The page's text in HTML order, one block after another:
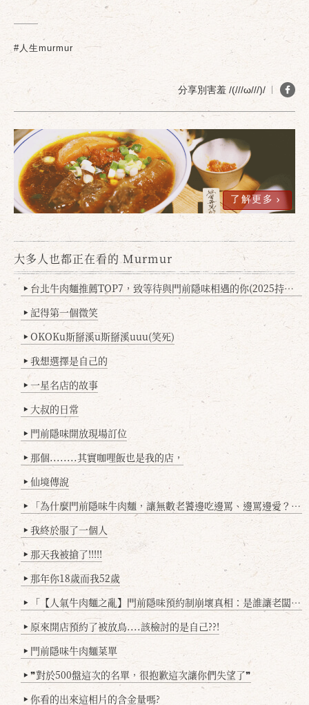
#人生murmur
分享別害羞 /(///ω///)/
了解更多
大多人也都正在看的 Murmur
▶ 台北牛肉麵推薦TOP7，致等待與門前隱味相遇的你(2025持續更新
▶ 記得第一個微笑
▶ OKOKu斯掰溪u斯掰溪uuu(笑死)
▶ 我想選擇是自己的
▶ 一星名店的故事
▶ 大叔的日常
▶ 門前隱味開放現場訂位
▶ 那個........其實咖哩飯也是我的店，
▶ 仙境傳說
▶ 「為什麼門前隱味牛肉麵，讓無數老饕邊吃邊罵、邊罵邊愛？小辣雞揭密！」
▶ 我終於服了一個人
▶ 那天我被搶了!!!!!
▶ 那年你18歲而我52歲
▶ 「【人氣牛肉麵之亂】門前隱味預約制崩壞真相：是誰讓老闆心灰意冷？」
▶ 原來開店預約了被放鳥....該檢討的是自己??!
▶ 門前隱味牛肉麵菜單
▶ ❞對於500盤這次的名單，很抱歉這次讓你們失望了❞
▶ 你看的出來這相片的含金量嗎?